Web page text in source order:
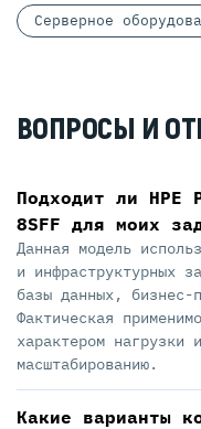
Серверное
ВОПРОСЫ И
Подходит ли HPE
8SFF для моих
Данная модель
и инфраструктурных
базы данных, бизнес-
Фактическая
характером нагрузки
масштабированию.
Какие варианты